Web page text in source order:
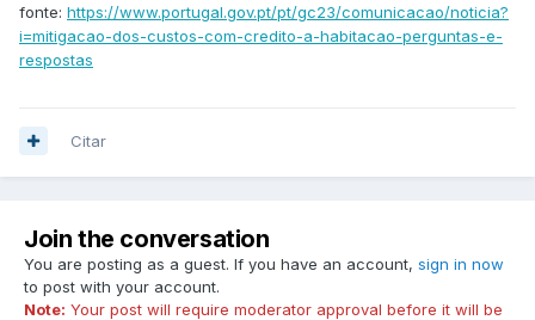
fonte: https://www.portugal.gov.pt/pt/gc23/comunicacao/noticia?
i=mitigacao-dos-custos-com-credito-a-habitacao-perguntas-e-
respostas
Citar
Join the conversation
You are posting as a guest. If you have an account, sign in now
to post with your account.
Note: Your post will require moderator approval before it will be